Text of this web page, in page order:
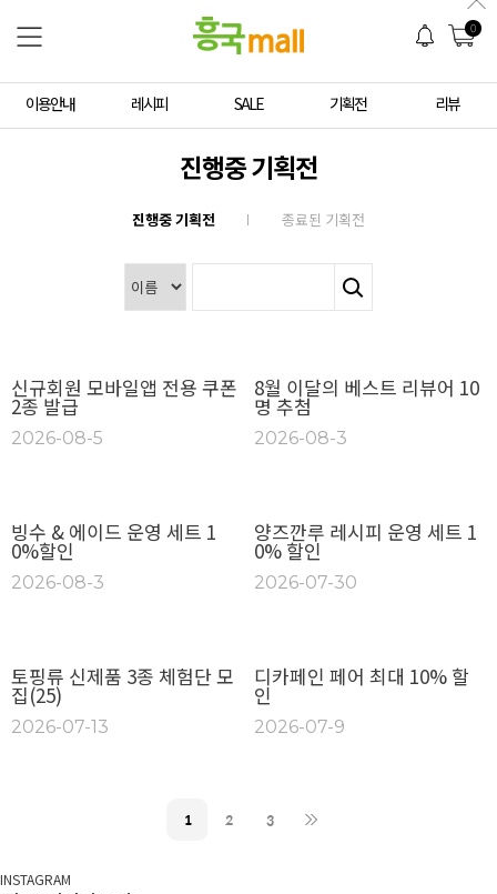
0
이용안내 레시피 SALE 기획전 리뷰
진행중 기획전
진행중 기획전 종료된 기획전
신규회원 모바일앱 전용 쿠폰
2종 발급
2026-08-5
8월 이달의 베스트 리뷰어 10
명 추첨
2026-08-3
빙수 & 에이드 운영 세트 1
0%할인
2026-08-3
양즈깐루 레시피 운영 세트 1
0% 할인
2026-07-30
토핑류 신제품 3종 체험단 모
집(25)
2026-07-13
디카페인 페어 최대 10% 할
인
2026-07-9
1 2 3
INSTAGRAM